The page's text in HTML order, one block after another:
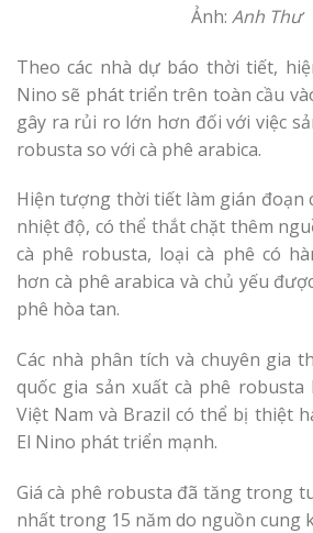
Ảnh: Anh Thư
Theo các nhà dự báo thời tiết,
Nino sẽ phát triển trên toàn cầu
gây ra rủi ro lớn hơn đối với việc
robusta so với cà phê arabica.
Hiện tượng thời tiết làm gián đoạn
nhiệt độ, có thể thắt chặt thêm
cà phê robusta, loại cà phê có
hơn cà phê arabica và chủ yếu
phê hòa tan.
Các nhà phân tích và chuyên gia
quốc gia sản xuất cà phê
Việt Nam và Brazil có thể bị thiệt
El Nino phát triển mạnh.
Giá cà phê robusta đã tăng trong
nhất trong 15 năm do nguồn cung